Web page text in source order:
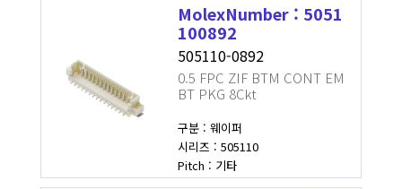
MolexNumber : 5051
100892
505110-0892
0.5 FPC ZIF BTM CONT EM
BT PKG 8Ckt
구분 : 웨이퍼
시리즈 : 505110
Pitch : 기타